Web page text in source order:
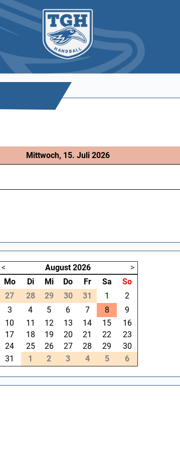
Mittwoch, 15. Juli 2026
< August 2026
>
Mo
Di Mi Do Fr Sa
So
27
28 29 30 31 1
2
3
4 5 6 7 8
9
10
11 12 13 14 15
16
17
18 19 20 21 22
23
24
25 26 27 28 29
30
31
1 2 3 4 5 6